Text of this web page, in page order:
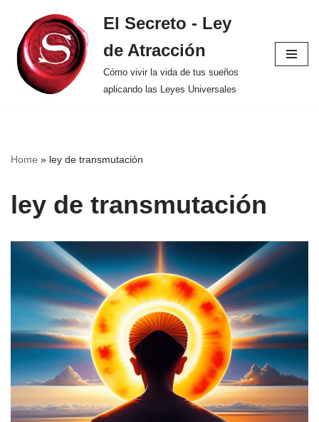
Saltar
al
contenido
El Secreto - Ley
de Atracción
Cómo vivir la vida de tus sueños
aplicando las Leyes Universales
Home » ley de transmutación
ley de transmutación